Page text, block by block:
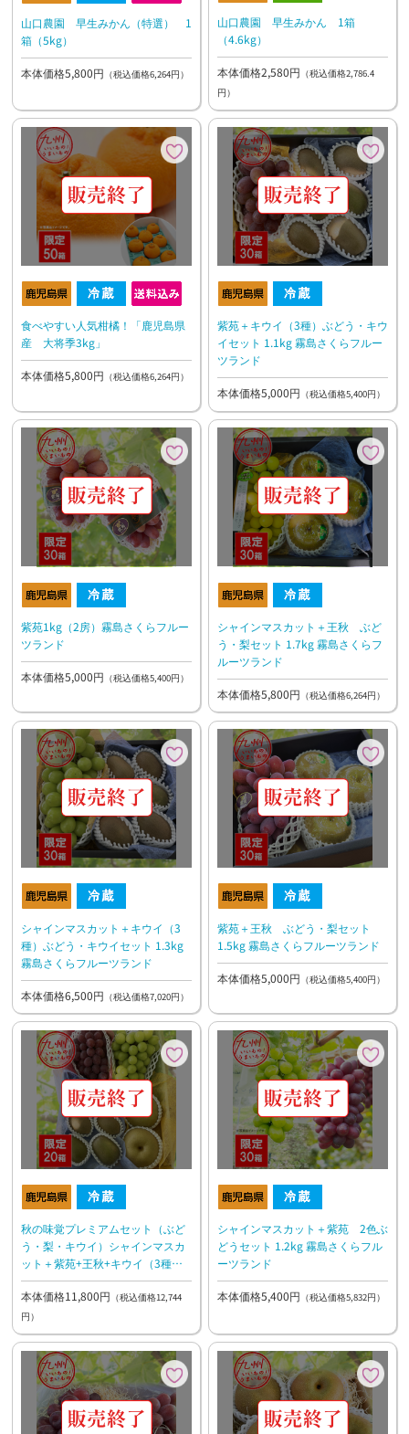
山口農園 早生みかん（特選） 1
箱（5kg）
本体価格5,800円 （税込価格6,264円）
山口農園 早生みかん 1箱
（4.6kg）
本体価格2,580円 （税込価格2,786.4
円）
食べやすい人気柑橘！「鹿児島県
産 大将季3kg」
本体価格5,800円 （税込価格6,264円）
紫苑＋キウイ（3種）ぶどう・キウ
イセット 1.1kg 霧島さくらフルー
ツランド
本体価格5,000円 （税込価格5,400円）
紫苑1kg（2房）霧島さくらフルー
ツランド
本体価格5,000円 （税込価格5,400円）
シャインマスカット＋王秋 ぶど
う・梨セット 1.7kg 霧島さくらフ
ルーツランド
本体価格5,800円 （税込価格6,264円）
シャインマスカット＋キウイ（3
種）ぶどう・キウイセット 1.3kg
霧島さくらフルーツランド
本体価格6,500円 （税込価格7,020円）
紫苑＋王秋 ぶどう・梨セット
1.5kg 霧島さくらフルーツランド
本体価格5,000円 （税込価格5,400円）
秋の味覚プレミアムセット（ぶど
う・梨・キウイ）シャインマスカ
ット＋紫苑+王秋+キウイ（3種）
3.1kg 霧島さくらフルーツランド
本体価格11,800円 （税込価格12,744
円）
シャインマスカット＋紫苑 2色ぶ
どうセット 1.2kg 霧島さくらフル
ーツランド
本体価格5,400円 （税込価格5,832円）